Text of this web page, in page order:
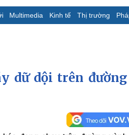
Multimedia Kinh tế Thị trường
VOV
Thể thao
dữ dội trên